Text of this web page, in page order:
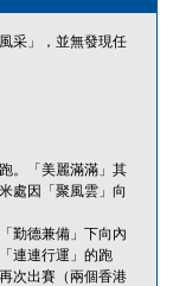
采」，並無發現任
。「美麗滿滿」其
處因「聚風雲」向
勤德兼備」下向內
連連行運」的跑
次出賽（兩個香港